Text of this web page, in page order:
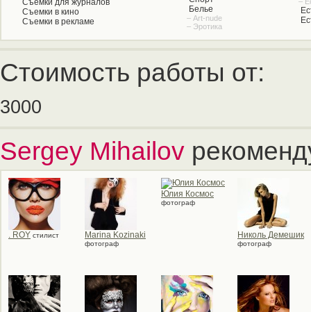
Съемки в кино
Съемки в рекламе
Белье
– Art-nude
– Эротика
Стоимость работы от:
3000
Sergey Mihailov
. ROY стилист Marina Kozinaki
фотограф
Юлия Космос
фотограф
Николь Демешик
фотограф